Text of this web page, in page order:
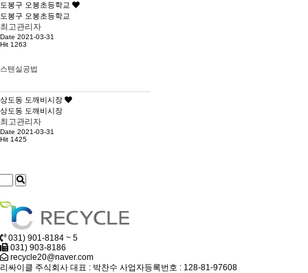
도봉구 오봉초등학교
도봉구 오봉초등학교
최고관리자
Date 2021-03-31
Hit 1263
스텐실공법
상도동 도깨비시장
상도동 도깨비시장
최고관리자
Date 2021-03-31
Hit 1425
031) 901-8184 ~ 5
031) 903-8186
recycle20@naver.com
리싸이클 주식회사 대표 : 박찬수 사업자등록번호 : 128-81-97608